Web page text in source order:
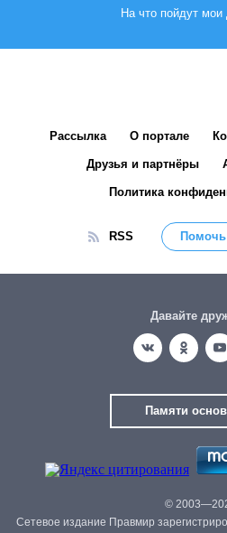
На что пойдут мои
Рассылка О портале
Друзья и партнёры
Политика
RSS
Давайте
Памяти
©
Сетевое издание Правмир